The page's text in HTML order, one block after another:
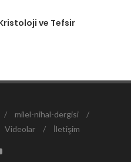
ve Tefsir
/ milel-nihal-dergisi
/
Videolar / İletişim